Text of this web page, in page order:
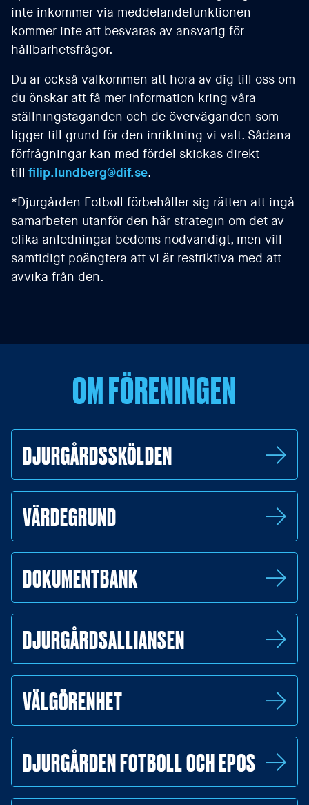
inte inkommer via meddelandefunktionen
kommer inte att besvaras av ansvarig för
hållbarhetsfrågor.
Du är också välkommen att höra av dig till oss om
du önskar att få mer information kring våra
ställningstaganden och de överväganden som
ligger till grund för den inriktning vi valt. Sådana
förfrågningar kan med fördel skickas direkt
till filip.lundberg@dif.se.
*Djurgården Fotboll förbehåller sig rätten att ingå
samarbeten utanför den här strategin om det av
olika anledningar bedöms nödvändigt, men vill
samtidigt poängtera att vi är restriktiva med att
avvika från den.
OM FÖRENINGEN
DJURGÅRDSSKÖLDEN
VÄRDEGRUND
DOKUMENTBANK
DJURGÅRDSALLIANSEN
VÄLGÖRENHET
DJURGÅRDEN FOTBOLL OCH EPOS